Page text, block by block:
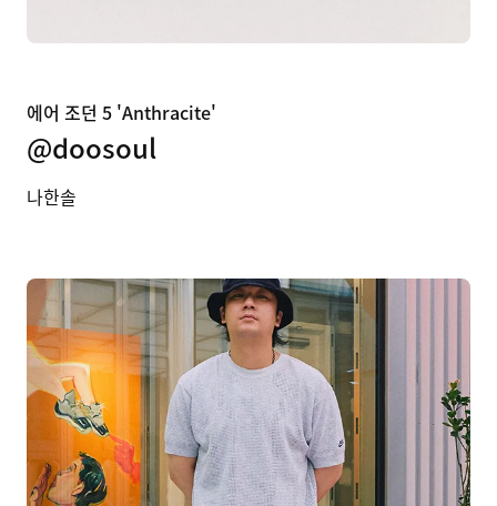
에어 조던 5 'Anthracite'
@doosoul
나한솔